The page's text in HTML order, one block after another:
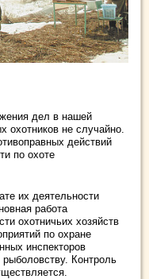
дел в нашей
охотников не случайно.
действий
по охоте
их деятельности
работа
охотничьих хозяйств
по охране
инспекторов
рыболовству. Контроль